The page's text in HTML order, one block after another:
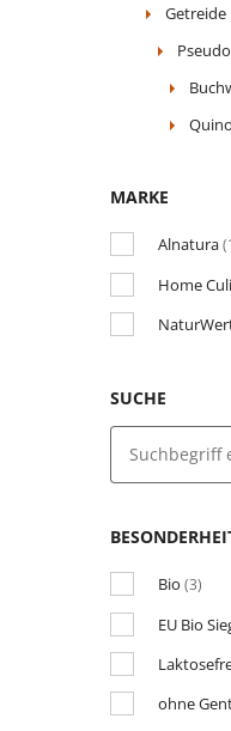
Getreide
MARKE
Alnatura
Home
SUCHE
Bio (3)
EU Bio
ohne